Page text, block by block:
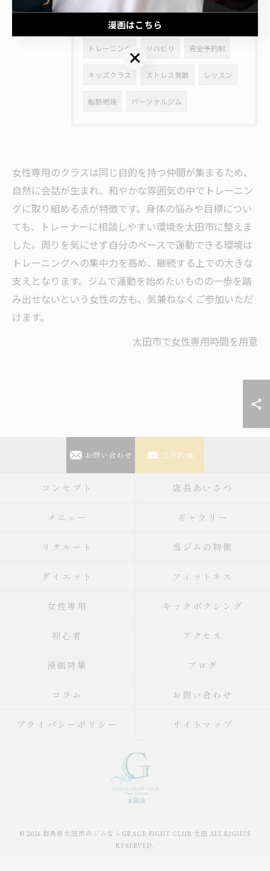
太田市 ジム 栄養指導
トレーニング リハビリ 完全予約制
キッズクラス ストレス発散 レッスン
脂肪燃焼 パーソナルジム
女性専用のクラスは同じ目的を持つ仲間が集まるため、
自然に会話が生まれ、和やかな雰囲気の中でトレーニン
グに取り組める点が特徴です。身体の悩みや目標につい
ても、トレーナーに相談しやすい環境を太田市に整えま
した。周りを気にせず自分のペースで運動できる環境は
トレーニングへの集中力を高め、継続する上での大きな
支えとなります。ジムで運動を始めたいものの一歩を踏
み出せないという女性の方も、気兼ねなくご参加いただ
けます。
太田市で女性専用時間を用意
お問い合わせ ご予約
コンセプト 店長あいさつ
メニュー ギャラリー
リクルート 当ジムの特徴
ダイエット フィットネス
女性専用 キックボクシング
初心者 アクセス
漫画特集 ブログ
コラム お問い合わせ
プライバシーポリシー サイトマップ
© 2026 群馬県太田市のジムならGRACE FIGHT CLUB 太田 ALL RIGHTS
RESERVED.
漫画はこちら
漫画はこちら